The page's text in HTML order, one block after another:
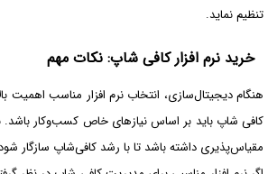
تنظیم نماید.
خرید نرم افزار کافی شاپ: نکات مهم
هنگام دیجیتال‌سازی، انتخاب نرم افزار مناسب اهمیت
کافی شاپ باید بر اساس نیازهای خاص کسب‌وکار باشد.
مقیاس‌پذیری داشته باشد تا با رشد کافی‌شاپ سازگار